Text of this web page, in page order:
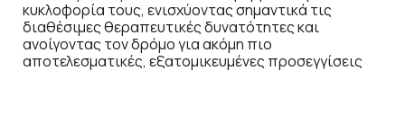
κυκλοφορία τους, ενισχύοντας σημαντικά τις
διαθέσιμες θεραπευτικές δυνατότητες και
ανοίγοντας τον δρόμο για ακόμη πιο
αποτελεσματικές, εξατομικευμένες προσεγγίσεις